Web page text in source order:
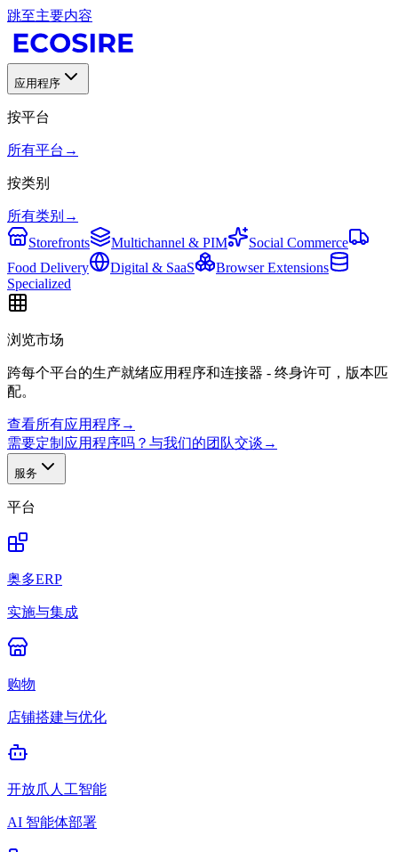
跳至主要内容
应用程序
按平台
所有平台 →
按类别
所有类别 →
Storefronts
Multichannel & PIM
Social Commerce
Food Delivery
Digital & SaaS
Browser Extensions
Specialized
浏览市场
跨每个平台的生产就绪应用程序和连接器 - 终身许可，版本匹
配。
查看所有应用程序→
需要定制应用程序吗？与我们的团队交谈 →
服务
平台
奥多ERP
实施与集成
购物
店铺搭建与优化
开放爪人工智能
AI 智能体部署